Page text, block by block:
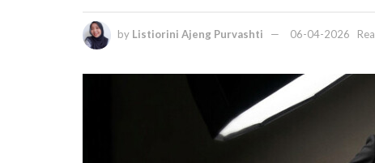
by Listiorini Ajeng Purvashti 06-04-2026